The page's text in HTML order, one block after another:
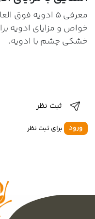
معرفی 5 ادویه
خواص و مزایای ادویه
خشکی چشم با ادویه.
ثبت نظر
ورود برای ثبت نظر